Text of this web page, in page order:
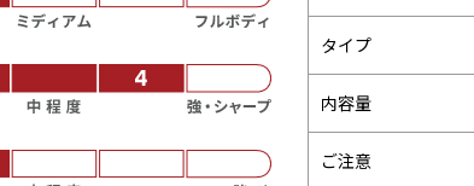
タイプ
内容量
ご注意